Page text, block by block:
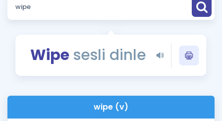
Sözlük
Rehberlik Aracı
Wipe sesli dinle
wipe (v)